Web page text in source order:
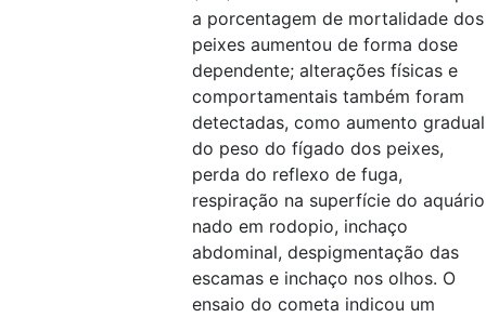
a porcentagem de mortalidade dos
peixes aumentou de forma dose
dependente; alterações físicas e
comportamentais também foram
detectadas, como aumento gradual
do peso do fígado dos peixes,
perda do reflexo de fuga,
respiração na superfície do
nado em rodopio, inchaço
abdominal, despigmentação das
escamas e inchaço nos olhos. O
ensaio do cometa indicou um